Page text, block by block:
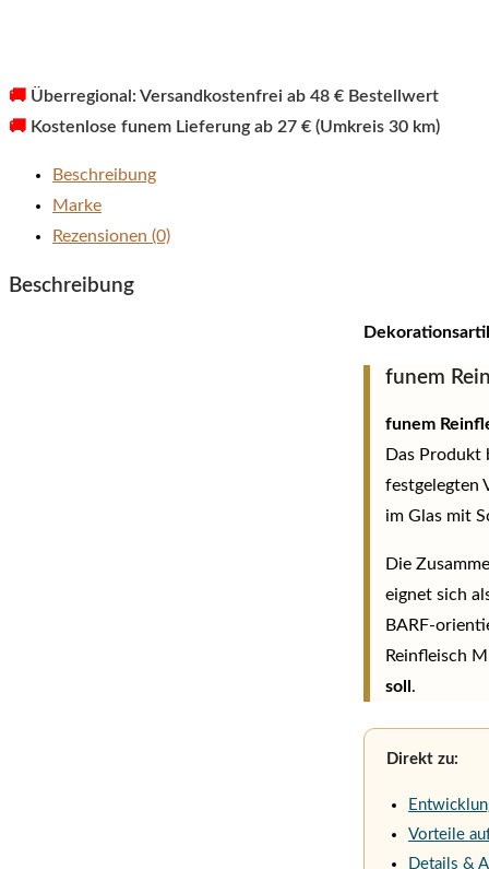
🚚 Überregional: Versandkostenfrei ab 48 € Bestellwert
🚚 Kostenlose funem Lieferung ab 27 € (Umkreis 30 km)
Beschreibung
Marke
Rezensionen (0)
Beschreibung
funem
funem
Das Produkt
festgelegten
im Glas mit
Die
eignet sich
BARF-
Reinfleisch
soll.
Direkt zu:
Vorteile
Details &